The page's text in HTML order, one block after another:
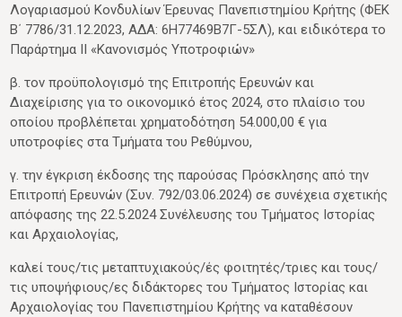
Λογαριασμού Κονδυλίων Έρευνας Πανεπιστημίου Κρήτης (ΦΕΚ
Β΄ 7786/31.12.2023, ΑΔΑ: 6Η77469Β7Γ-5ΣΛ), και ειδικότερα το
Παράρτημα ΙΙ «Κανονισμός Υποτροφιών»
β. τον προϋπολογισμό της Επιτροπής Ερευνών και
Διαχείρισης για το οικονομικό έτος 2024, στο πλαίσιο του
οποίου προβλέπεται χρηματοδότηση 54.000,00 € για
υποτροφίες στα Τμήματα του Ρεθύμνου,
γ. την έγκριση έκδοσης της παρούσας Πρόσκλησης από την
Επιτροπή Ερευνών (Συν. 792/03.06.2024) σε συνέχεια σχετικής
απόφασης της 22.5.2024 Συνέλευσης του Τμήματος Ιστορίας
και Αρχαιολογίας,
καλεί τους/τις μεταπτυχιακούς/ές φοιτητές/τριες και τους/
τις υποψήφιους/ες διδάκτορες του Τμήματος Ιστορίας και
Αρχαιολογίας του Πανεπιστημίου Κρήτης να καταθέσουν